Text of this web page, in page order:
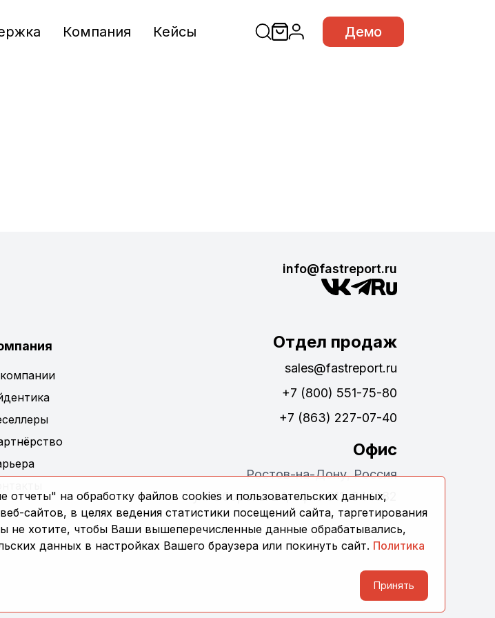
Компания Кейсы Демо
info@fastreport.ru
Отдел продаж
sales@fastreport.ru
+7 (800) 551-75-80
+7 (863) 227-07-40
Офис
Ростов-на-Дону, Россия
ул. Обороны 24, офис 311, 344082
на обработку файлов cookies и пользовательских данных,
сайтов, в целях ведения статистики посещений сайта, таргетирования
не хотите, чтобы Ваши вышеперечисленные данные обрабатывались,
данных в настройках Вашего браузера или покинуть сайт. Политика
Принять